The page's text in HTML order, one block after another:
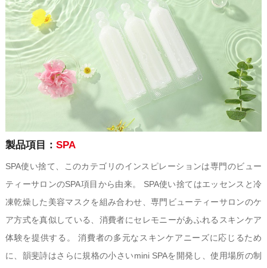
製品項目： SPA
SPA使い捨て、このカテゴリのインスピレーションは専門のビュー
ティーサロンのSPA項目から由来。 SPA使い捨てはエッセンスと冷
凍乾燥した美容マスクを組み合わせ、専門ビューティーサロンのケ
ア方式を真似している、消費者にセレモニーがあふれるスキンケア
体験を提供する。 消費者の多元なスキンケアニーズに応じるため
に、韻斐詩はさらに規格の小さいmini SPAを開発し、使用場所の制